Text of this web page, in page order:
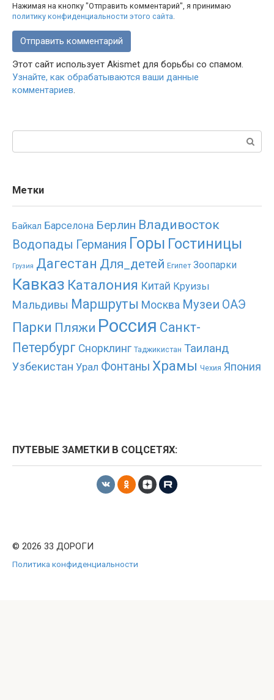
Нажимая на кнопку "Отправить комментарий", я принимаю
политику конфиденциальности этого сайта.
Этот сайт использует Akismet для борьбы со спамом.
Узнайте, как обрабатываются ваши данные
комментариев.
Поиск:
Метки
Байкал Барселона Берлин Владивосток
Водопады Германия Горы Гостиницы
Грузия Дагестан Для_детей Египет Зоопарки
Кавказ Каталония Китай Круизы
Мальдивы Маршруты Москва Музеи ОАЭ
Парки Пляжи Россия Санкт-
Петербург Снорклинг Таджикистан Таиланд
Узбекистан Урал Фонтаны Храмы Чехия Япония
ПУТЕВЫЕ ЗАМЕТКИ В СОЦСЕТЯХ:
© 2026 33 ДОРОГИ
Политика конфиденциальности